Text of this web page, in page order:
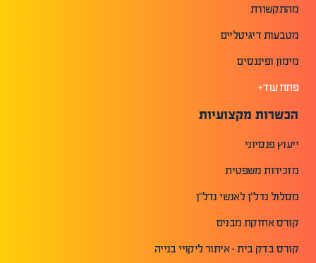
מהתקשורת
מטבעות דיגיטליים
מימון ופיננסים
פתח עוד+
הכשרות מקצועיות
ייעוץ פנסיוני
מזכירות משפטית
מסלול נדל"ן לאנשי נדל"ן
קורס אחזקת מבנים
קורס בדק בית - איתור ליקויי בנייה